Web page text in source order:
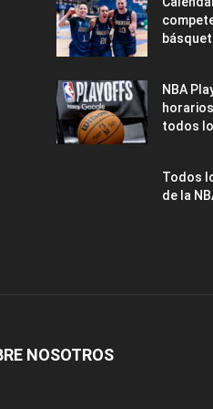
básquet
NBA
todos
Todos
de la
NOSOTROS